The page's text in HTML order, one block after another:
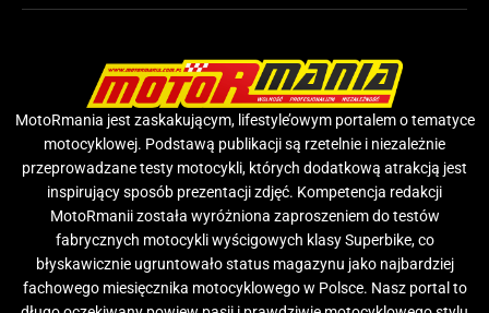
MotoRmania jest zaskakującym, lifestyle’owym portalem o tematyce
motocyklowej. Podstawą publikacji są rzetelnie i niezależnie
przeprowadzane testy motocykli, których dodatkową atrakcją jest
inspirujący sposób prezentacji zdjęć. Kompetencja redakcji
MotoRmanii została wyróżniona zaproszeniem do testów
fabrycznych motocykli wyścigowych klasy Superbike, co
błyskawicznie ugruntowało status magazynu jako najbardziej
fachowego miesięcznika motocyklowego w Polsce. Nasz portal to